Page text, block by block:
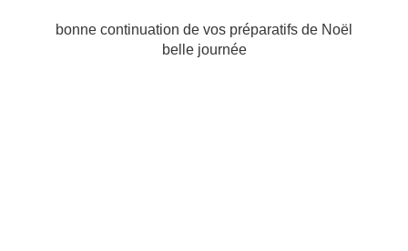
bonne continuation de vos préparatifs de Noël
belle journée